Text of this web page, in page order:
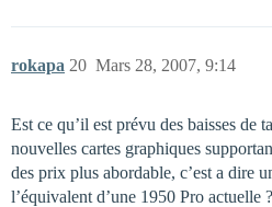
rokapa Mars 28, 2007, 9:14
20
Est ce qu’il est prévu des baisses de
nouvelles cartes graphiques
des prix plus abordable, c’est a dire
l’équivalent d’une 1950 Pro actuelle ?